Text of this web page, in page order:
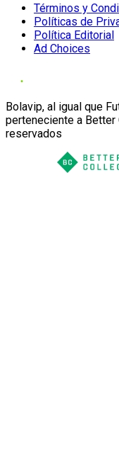
Términos y
Políticas de
Política Editorial
Ad Choices
Bolavip, al igual que
perteneciente a
reservados